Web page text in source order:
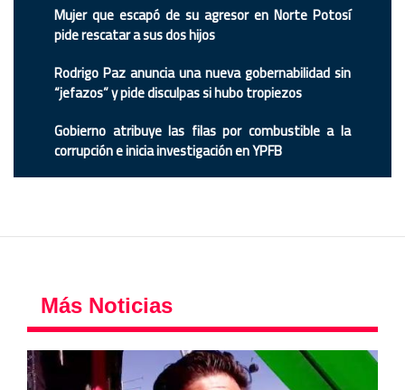
Mujer que escapó de su agresor en Norte Potosí
pide rescatar a sus dos hijos
Rodrigo Paz anuncia una nueva gobernabilidad sin
“jefazos” y pide disculpas si hubo tropiezos
Gobierno atribuye las filas por combustible a la
corrupción e inicia investigación en YPFB
Más Noticias